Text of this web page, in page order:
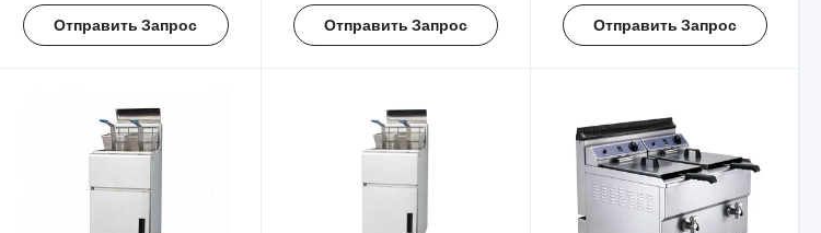
Отправить Запрос Отправить Запрос Отправить Запрос